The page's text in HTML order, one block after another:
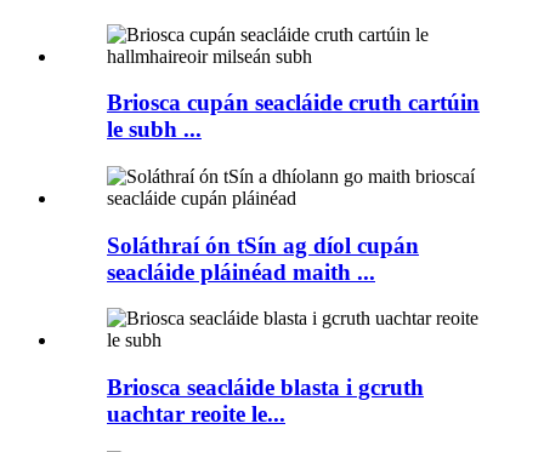
Briosca cupán seacláide cruth cartúin
le subh ...
Soláthraí ón tSín ag díol cupán
seacláide pláinéad maith ...
Briosca seacláide blasta i gcruth
uachtar reoite le...